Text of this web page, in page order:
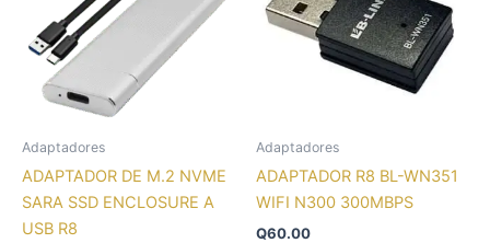
Adaptadores
ADAPTADOR DE M.2 NVME
SARA SSD ENCLOSURE A
USB R8
Adaptadores
ADAPTADOR R8 BL-WN351
WIFI N300 300MBPS
Q60.00